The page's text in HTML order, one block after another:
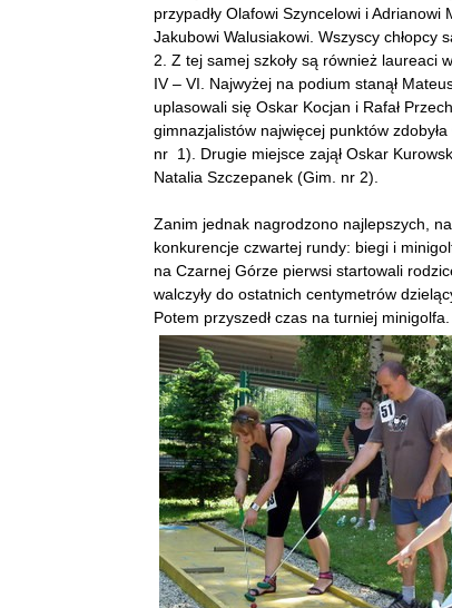
przypadły Olafowi Szyncelowi i Adrianowi
Jakubowi Walusiakowi. Wszyscy chłopcy
2. Z tej samej szkoły są również laureaci
IV – VI. Najwyżej na podium stanął
uplasowali się Oskar Kocjan i Rafał
gimnazjalistów najwięcej punktów
nr 1). Drugie miejsce zajął Oskar
Natalia Szczepanek (Gim. nr 2).
Zanim jednak nagrodzono najlepszych,
konkurencje czwartej rundy: biegi i
na Czarnej Górze pierwsi startowali
walczyły do ostatnich centymetrów
Potem przyszedł czas na turniej